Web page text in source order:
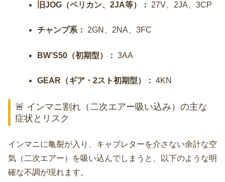
旧JOG（ペリカン、2JA等）： 27V、2JA、3CP
チャンプ系： 2GN、2NA、3FC
BW’S50（初期型）： 3AA
GEAR（ギア・2スト初期型）： 4KN
🚨 インマニ割れ（二次エアー吸い込み）の主な
症状とリスク
インマニに亀裂が入り、キャブレターを介さない余計な空
気（二次エアー）を吸い込んでしまうと、以下のような明
確な不調が現れます。